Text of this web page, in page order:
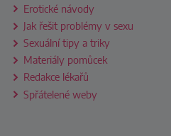
Erotické návody
Jak řešit problémy v sexu
Sexuální tipy a triky
Materiály pomůcek
Redakce lékařů
Spřátelené weby